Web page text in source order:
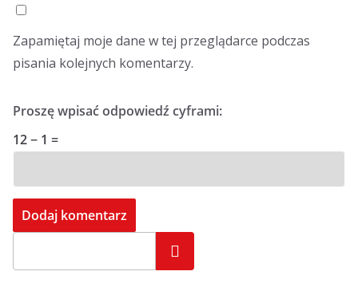
Zapamiętaj moje dane w tej przeglądarce podczas
pisania kolejnych komentarzy.
Proszę wpisać odpowiedź cyframi:
12 − 1 =
Szukaj